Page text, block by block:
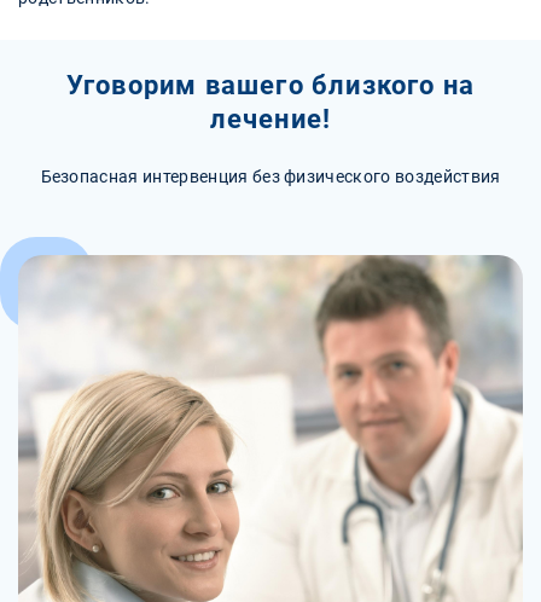
Уговорим вашего близкого на
лечение!
Безопасная интервенция без физического воздействия